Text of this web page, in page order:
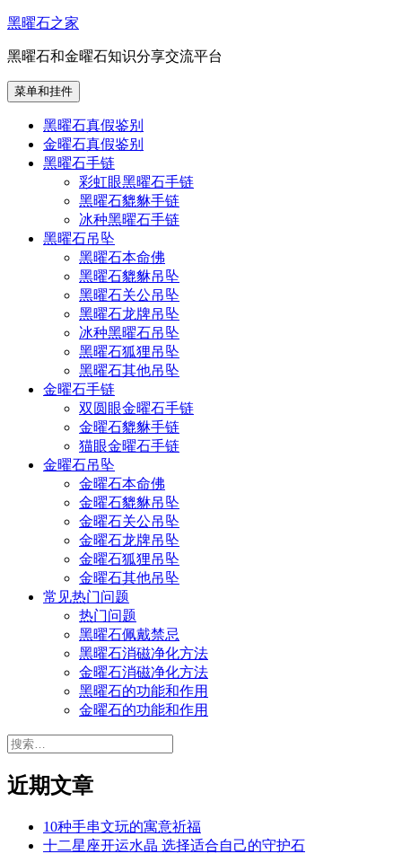
跳
内
容
黑曜石之家
黑曜石和金曜石知识分享交流平台
菜单和挂件
黑曜石真假鉴别
金曜石真假鉴别
黑曜石手链
彩虹眼黑曜石手链
黑曜石貔貅手链
冰种黑曜石手链
黑曜石吊坠
黑曜石本命佛
黑曜石貔貅吊坠
黑曜石关公吊坠
黑曜石龙牌吊坠
冰种黑曜石吊坠
黑曜石狐狸吊坠
黑曜石其他吊坠
金曜石手链
双圆眼金曜石手链
金曜石貔貅手链
猫眼金曜石手链
金曜石吊坠
金曜石本命佛
金曜石貔貅吊坠
金曜石关公吊坠
金曜石龙牌吊坠
金曜石狐狸吊坠
金曜石其他吊坠
常见热门问题
热门问题
黑曜石佩戴禁忌
黑曜石消磁净化方法
金曜石消磁净化方法
黑曜石的功能和作用
金曜石的功能和作用
搜
近期文章
10种手串文玩的寓意祈福
十二星座开运水晶 选择适合自己的守护石